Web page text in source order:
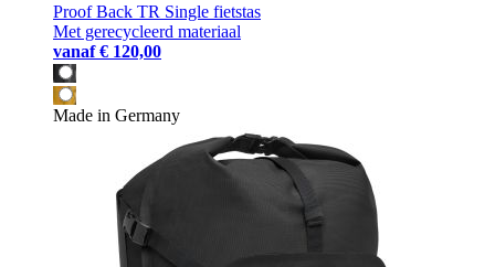
Proof Back TR Single fietstas
Met gerecycleerd materiaal
vanaf € 120,00
Made in Germany